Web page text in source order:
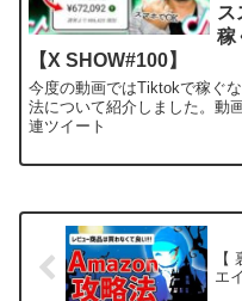
ス
稼
【X SHOW#100】
今度の動画ではTiktokで稼ぐ
法について紹介しました。動
連ツイート
【
エ